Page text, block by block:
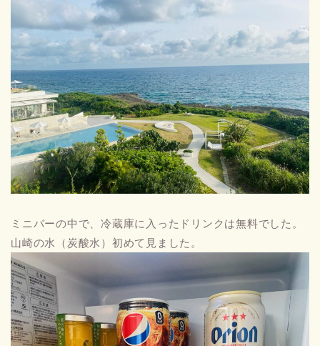
ミニバーの中で、冷蔵庫に入ったドリンクは無料でした。
山崎の水（炭酸水）初めて見ました。